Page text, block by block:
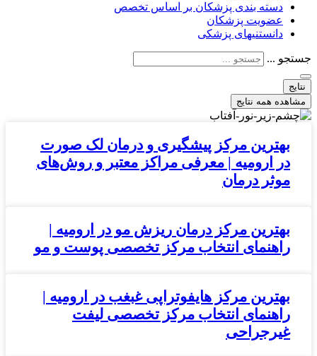
دسته بندی پزشکان بر اساس تخصص
عضویت پزشکان
دانستنیهای پزشکی
جستجو ...
نتایج
مشاهده همه نتایج
بهترین مرکز پیشگیری و درمان لک صورت
در ارومیه | معرفی مراکز معتبر و روش‌های
موثر درمان
بهترین مرکز درمان ریزش مو در ارومیه |
راهنمای انتخاب مرکز تخصصی پوست و مو
بهترین مرکز هایفوتراپی غبغب در ارومیه |
راهنمای انتخاب مرکز تخصصی لیفت
غیرجراحی